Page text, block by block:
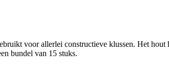
voor allerlei constructieve klussen. Het
bundel van 15 stuks.